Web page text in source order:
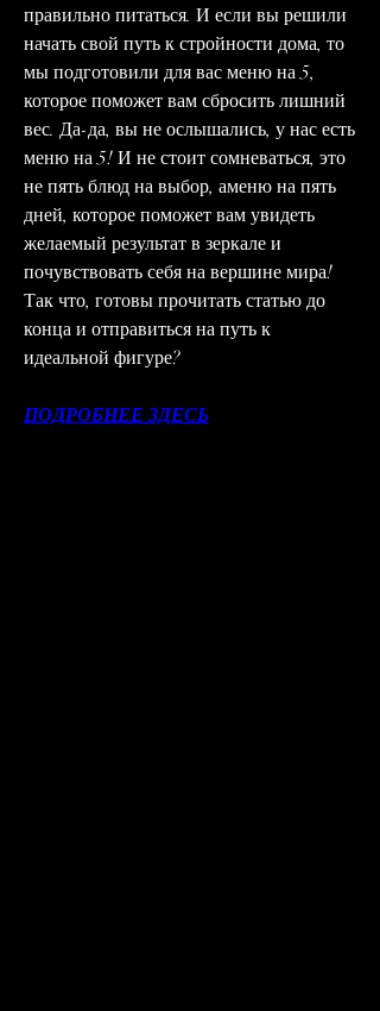
правильно питаться. И если вы решили
начать свой путь к стройности дома, то
мы подготовили для вас меню на 5,
которое поможет вам сбросить лишний
вес. Да-да, вы не ослышались, у нас есть
меню на 5! И не стоит сомневаться, это
не пять блюд на выбор, аменю на пять
дней, которое поможет вам увидеть
желаемый результат в зеркале и
почувствовать себя на вершине мира!
Так что, готовы прочитать статью до
конца и отправиться на путь к
идеальной фигуре?
ПОДРОБНЕЕ ЗДЕСЬ